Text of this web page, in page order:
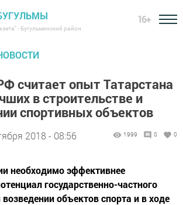
- Бугульминский район
16+
считает опыт Татарстана
в строительстве и
спортивных объектов
2018 - 08:56 1999 0 0
необходимо эффективнее
государственно-частного
объектов спорта и в ходе